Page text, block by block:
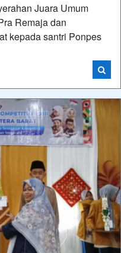
Juara Umum
Remaja dan
kepada santri Ponpes